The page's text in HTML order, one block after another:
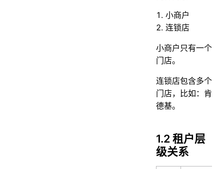
小商户
连锁店
小商户只有一个
门店。
连锁店包含多个
门店，比如：肯
德基。
1.2 租户层
级关系